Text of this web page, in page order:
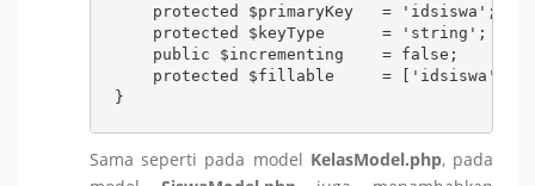
    protected $primaryKey   = 'idsiswa';
    protected $keyType      = 'string';
    public $incrementing    = false;
protected $fillable     =
Sama seperti pada model KelasModel.php, pada